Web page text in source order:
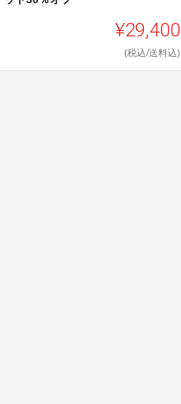
¥29,400
(税込/送料込)